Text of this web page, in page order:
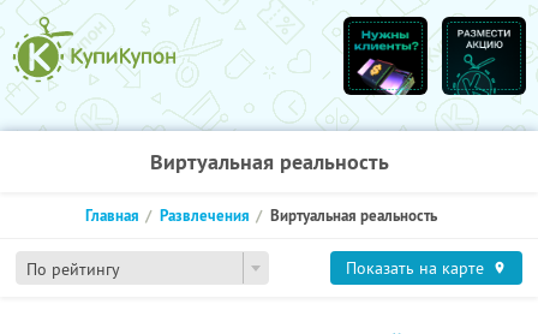
Виртуальная реальность
По рейтингу
Главная Развлечения Виртуальная реальность
Показать на карте